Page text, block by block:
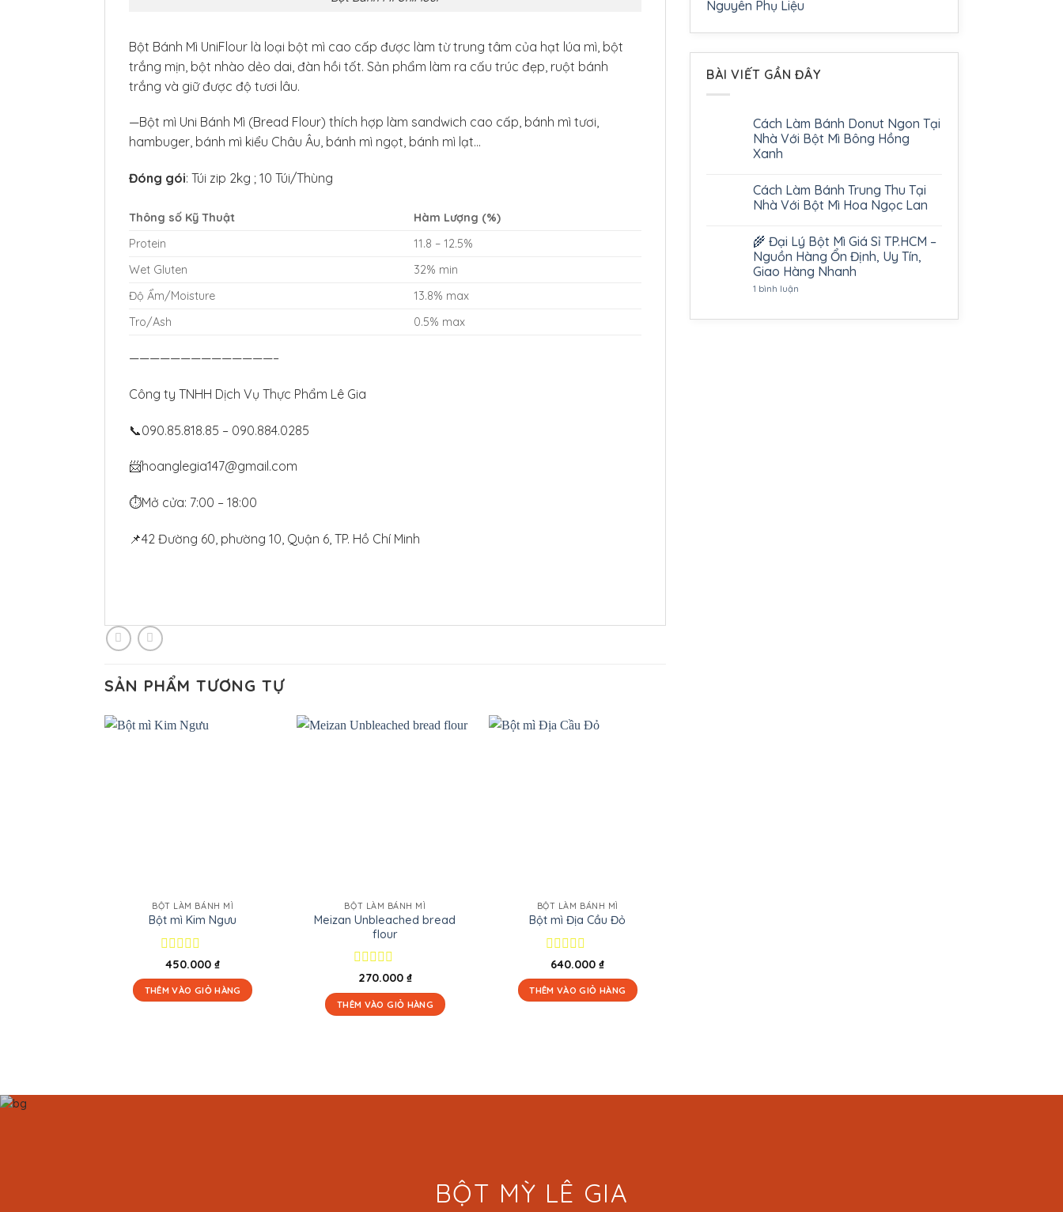
Bột Bánh Mì UniFlour là loại bột mì cao cấp được làm từ trung tâm của hạt lúa mì, bột
trắng mịn, bột nhào dẻo dai, đàn hồi tốt. Sản phẩm làm ra cấu trúc đẹp, ruột bánh
trắng và giữ được độ tươi lâu.
—Bột mì Uni Bánh Mì (Bread Flour) thích hợp làm sandwich cao cấp, bánh mì tươi,
hambuger, bánh mì kiểu Châu Âu, bánh mì ngọt, bánh mì lạt…
Đóng gói: Túi zip 2kg ; 10 Túi/Thùng
Thông số Kỹ Thuật
Hàm Lượng (%)
Protein
11.8 – 12.5%
Wet Gluten
32% min
Độ Ẩm/Moisture
13.8% max
Tro/Ash
0.5% max
——————————————–
Công ty TNHH Dịch Vụ Thực Phẩm Lê Gia
📞090.85.818.85 – 090.884.0285
📨hoanglegia147@gmail.com
⏱Mở cửa: 7:00 – 18:00
📌42 Đường 60, phường 10, Quận 6, TP. Hồ Chí Minh
SẢN PHẨM TƯƠNG TỰ
BỘT LÀM BÁNH MÌ
Bột mì Kim Ngưu
Được
hạng
0
450.000₫
THÊM VÀO GIỎ HÀNG
BỘT LÀM BÁNH MÌ
Meizan Unbleached bread
flour
Được
hạng
0
270.000 ₫
THÊM VÀO GIỎ HÀNG
BỘT LÀM BÁNH MÌ
Bột mì Địa Cầu Đỏ
Được
hạng
0
640.000₫
THÊM VÀO GIỎ HÀNG
Nguyên Phụ Liệu
BÀI VIẾT GẦN ĐÂY
Cách Làm Bánh Donut Ngon Tại
Nhà Với Bột Mì Bông Hồng
Xanh
Cách Làm Bánh Trung Thu Tại
Nhà Với Bột Mì Hoa Ngọc Lan
🌾 Đại Lý Bột Mì Giá Sỉ TP.HCM –
Nguồn Hàng Ổn Định, Uy Tín,
Giao Hàng Nhanh
1 bình luận
Lý
BỘT MỲ LÊ GIA